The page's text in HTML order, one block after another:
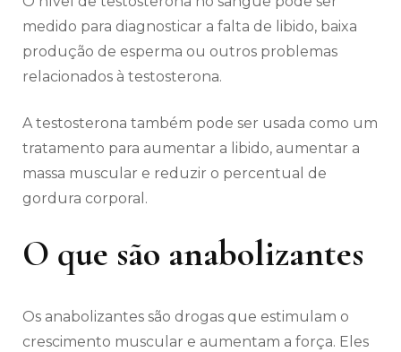
medido para diagnosticar a falta de libido, baixa
produção de esperma ou outros problemas
relacionados à testosterona.
A testosterona também pode ser usada como um
tratamento para aumentar a libido, aumentar a
massa muscular e reduzir o percentual de
gordura corporal.
O que são anabolizantes
Os anabolizantes são drogas que estimulam o
crescimento muscular e aumentam a força. Eles